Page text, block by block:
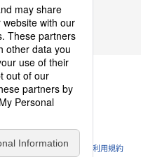
事項
クッキーポリシー
イトのご利用条件 利用規約